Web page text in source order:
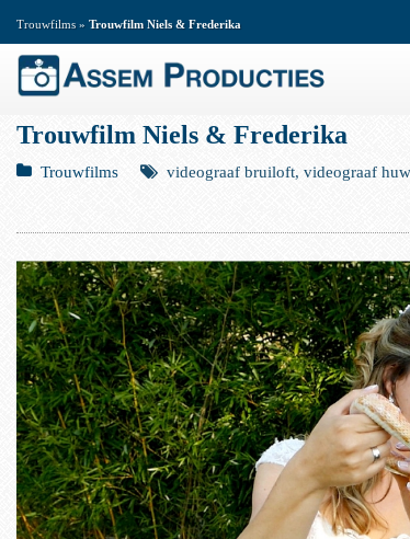
Trouwfilms » Trouwfilm Niels & Frederika
Trouwfilm Niels & Frederika
Trouwfilms videograaf bruiloft, videograaf